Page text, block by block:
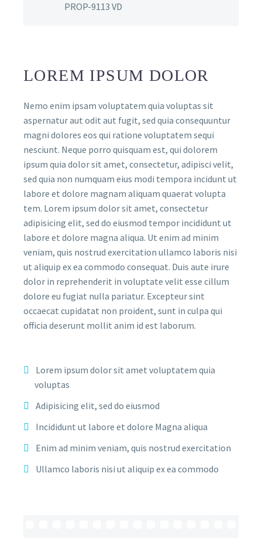
PROP-9113 VD
LOREM IPSUM DOLOR
Nemo enim ipsam voluptatem quia voluptas sit
aspernatur aut odit aut fugit, sed quia consequuntur
magni dolores eos qui ratione voluptatem sequi
nesciunt. Neque porro quisquam est, qui dolorem
ipsum quia dolor sit amet, consectetur, adipisci velit,
sed quia non numquam eius modi tempora incidunt ut
labore et dolore magnam aliquam quaerat volupta
tem. Lorem ipsum dolor sit amet, consectetur
adipisicing elit, sed do eiusmod tempor incididunt ut
labore et dolore magna aliqua. Ut enim ad minim
veniam, quis nostrud exercitation ullamco laboris nisi
ut aliquip ex ea commodo consequat. Duis aute irure
dolor in reprehenderit in voluptate velit esse cillum
dolore eu fugiat nulla pariatur. Excepteur sint
occaecat cupidatat non proident, sunt in culpa qui
officia deserunt mollit anim id est laborum.
Lorem ipsum dolor sit amet voluptatem quia
voluptas
Adipisicing elit, sed do eiusmod
Incididunt ut labore et dolore Magna aliqua
Enim ad minim veniam, quis nostrud exercitation
Ullamco laboris nisi ut aliquip ex ea commodo